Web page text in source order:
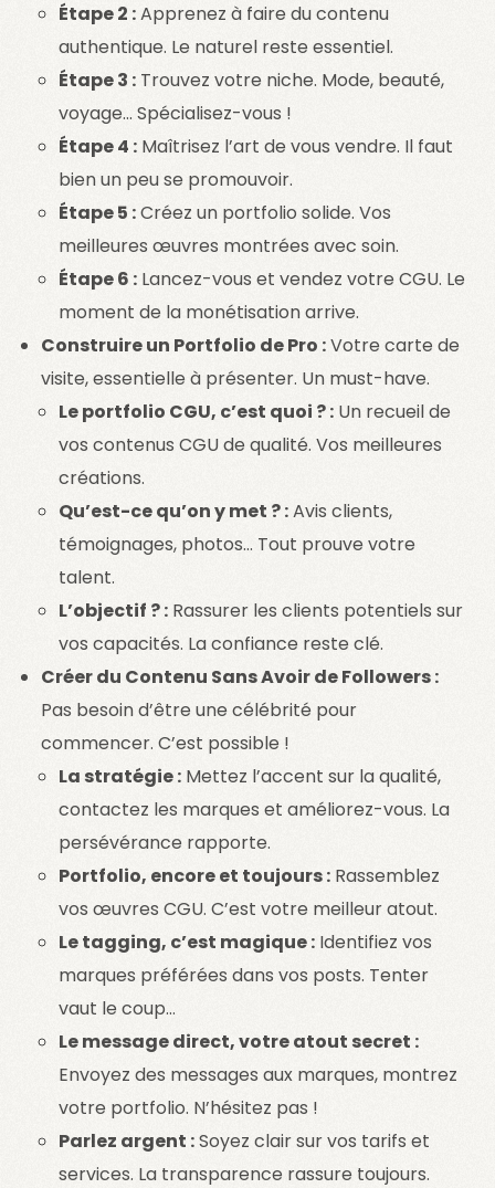
Étape 2 :Apprenez à faire du contenu
authentique. Le naturel reste essentiel.
Étape 3 : Trouvez votre niche. Mode, beauté,
voyage… Spécialisez-vous !
Étape 4 : Maîtrisez l’art de vous vendre. Il faut
bien un peu se promouvoir.
Étape 5 :Créez un portfolio solide. Vos
meilleures œuvres montrées avec soin.
Étape 6 : Lancez-vous et vendez votre CGU. Le
moment de la monétisation arrive.
Construire un Portfolio de Pro :Votre carte de
visite, essentielle à présenter. Un must-have.
Le portfolio CGU, c’est quoi ? : Un recueil de
vos contenus CGU de qualité. Vos meilleures
créations.
Qu’est-ce qu’on y met ? :Avis clients,
témoignages, photos… Tout prouve votre
talent.
L’objectif ? : Rassurer les clients potentiels sur
vos capacités. La confiance reste clé.
Créer du Contenu Sans Avoir de Followers :
Pas besoin d’être une célébrité pour
commencer. C’est possible !
La stratégie : Mettez l’accent sur la qualité,
contactez les marques et améliorez-vous. La
persévérance rapporte.
Portfolio, encore et toujours : Rassemblez
vos œuvres CGU. C’est votre meilleur atout.
Le tagging, c’est magique : Identifiez vos
marques préférées dans vos posts. Tenter
vaut le coup…
Le message direct, votre atout secret :
Envoyez des messages aux marques, montrez
votre portfolio. N’hésitez pas !
Parlez argent :Soyez clair sur vos tarifs et
services. La transparence rassure toujours.